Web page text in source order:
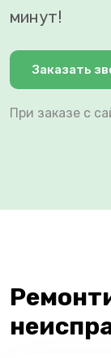
минут!
Заказать
При заказе с